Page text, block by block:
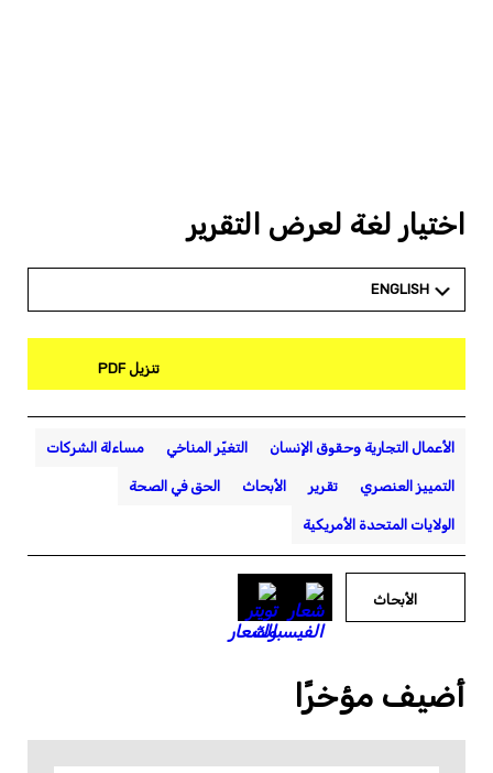
اختيار لغة لعرض التقرير
ENGLISH
تنزيل PDF
الأعمال التجارية وحقوق الإنسان التغيّر المناخي مساءلة الشركات
التمييز العنصري تقرير الأبحاث الحق في الصحة
الولايات المتحدة الأمريكية
الأبحاث
أضيف مؤخرًا